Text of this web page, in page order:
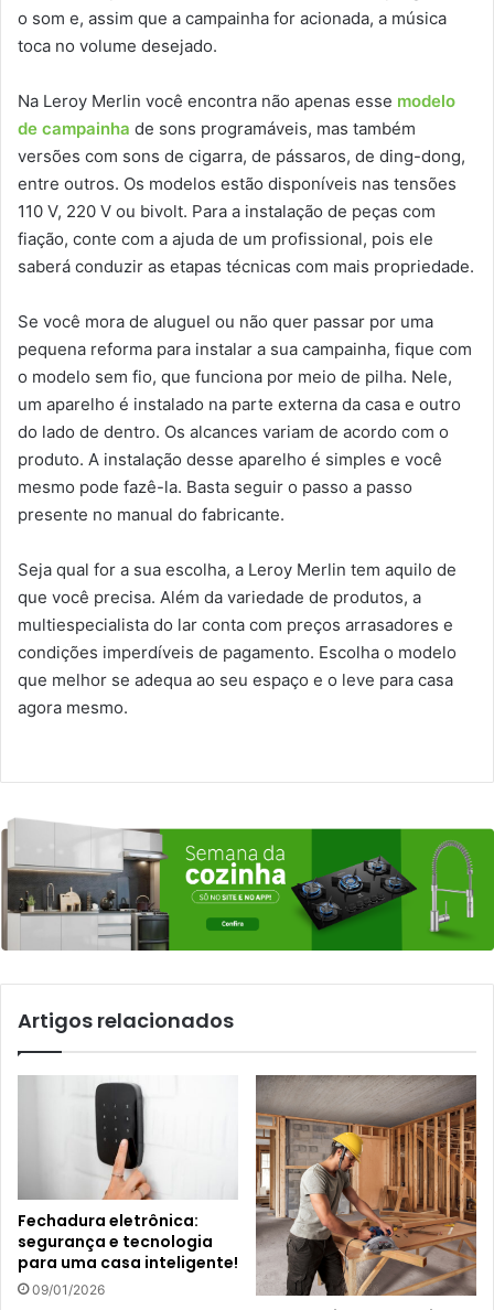
o som e, assim que a campainha for acionada, a música
toca no volume desejado.
Na Leroy Merlin você encontra não apenas esse modelo
de campainha de sons programáveis, mas também
versões com sons de cigarra, de pássaros, de ding-dong,
entre outros. Os modelos estão disponíveis nas tensões
110 V, 220 V ou bivolt. Para a instalação de peças com
fiação, conte com a ajuda de um profissional, pois ele
saberá conduzir as etapas técnicas com mais propriedade.
Se você mora de aluguel ou não quer passar por uma
pequena reforma para instalar a sua campainha, fique com
o modelo sem fio, que funciona por meio de pilha. Nele,
um aparelho é instalado na parte externa da casa e outro
do lado de dentro. Os alcances variam de acordo com o
produto. A instalação desse aparelho é simples e você
mesmo pode fazê-la. Basta seguir o passo a passo
presente no manual do fabricante.
Seja qual for a sua escolha, a Leroy Merlin tem aquilo de
que você precisa. Além da variedade de produtos, a
multiespecialista do lar conta com preços arrasadores e
condições imperdíveis de pagamento. Escolha o modelo
que melhor se adequa ao seu espaço e o leve para casa
agora mesmo.
Artigos relacionados
Fechadura eletrônica:
segurança e tecnologia
para uma casa inteligente!
09/01/2026